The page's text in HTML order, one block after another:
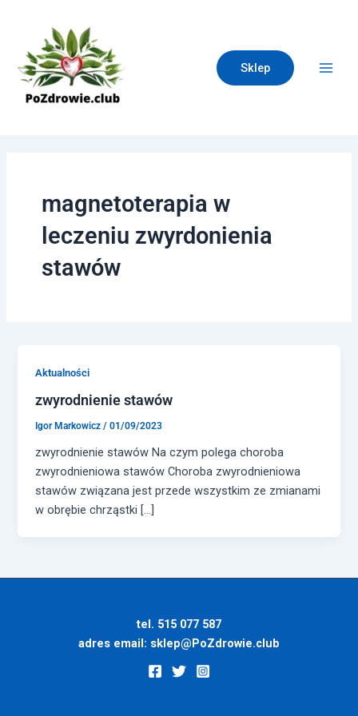
Sklep
magnetoterapia w
leczeniu zwyrdonienia
stawów
Aktualności
zwyrodnienie stawów
Igor Markowicz/01/09/2023
zwyrodnienie stawów Na czym polega choroba
zwyrodnieniowa stawów Choroba zwyrodnieniowa
stawów związana jest przede wszystkim ze zmianami
w obrębie chrząstki […]
tel. 515 077 587
adres email: sklep@PoZdrowie.club